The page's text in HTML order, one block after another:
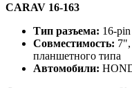
CARAV 16-163
Тип разъема: 16-pin
Совместимость:
планшетного типа
Автомобили: